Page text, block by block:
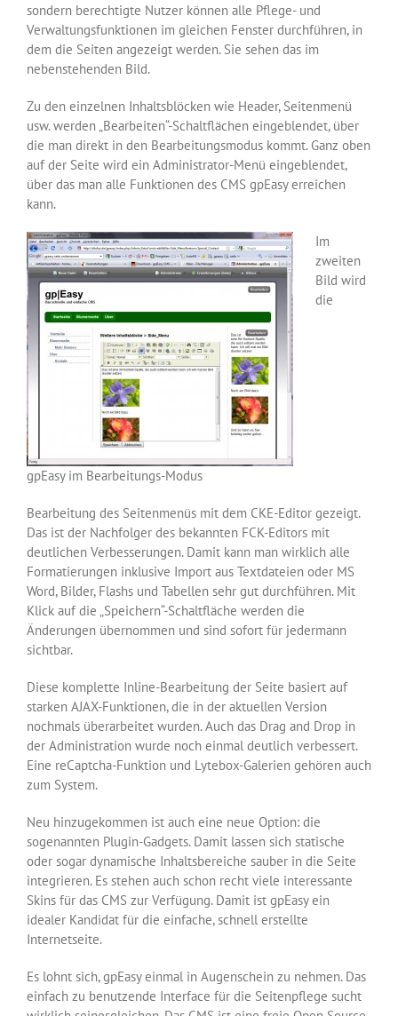
sondern berechtigte Nutzer können alle Pflege- und
Verwaltungsfunktionen im gleichen Fenster durchführen, in
dem die Seiten angezeigt werden. Sie sehen das im
nebenstehenden Bild.
Zu den einzelnen Inhaltsblöcken wie Header, Seitenmenü
usw. werden „Bearbeiten“-Schaltflächen eingeblendet, über
die man direkt in den Bearbeitungsmodus kommt. Ganz oben
auf der Seite wird ein Administrator-Menü eingeblendet,
über das man alle Funktionen des CMS gpEasy erreichen
kann.
gpEasy im Bearbeitungs-Modus
Im
zweiten
Bild wird
die
Bearbeitung des Seitenmenüs mit dem CKE-Editor gezeigt.
Das ist der Nachfolger des bekannten FCK-Editors mit
deutlichen Verbesserungen. Damit kann man wirklich alle
Formatierungen inklusive Import aus Textdateien oder MS
Word, Bilder, Flashs und Tabellen sehr gut durchführen. Mit
Klick auf die „Speichern“-Schaltfläche werden die
Änderungen übernommen und sind sofort für jedermann
sichtbar.
Diese komplette Inline-Bearbeitung der Seite basiert auf
starken AJAX-Funktionen, die in der aktuellen Version
nochmals überarbeitet wurden. Auch das Drag and Drop in
der Administration wurde noch einmal deutlich verbessert.
Eine reCaptcha-Funktion und Lytebox-Galerien gehören auch
zum System.
Neu hinzugekommen ist auch eine neue Option: die
sogenannten Plugin-Gadgets. Damit lassen sich statische
oder sogar dynamische Inhaltsbereiche sauber in die Seite
integrieren. Es stehen auch schon recht viele interessante
Skins für das CMS zur Verfügung. Damit ist gpEasy ein
idealer Kandidat für die einfache, schnell erstellte
Internetseite.
Es lohnt sich, gpEasy einmal in Augenschein zu nehmen. Das
einfach zu benutzende Interface für die Seitenpflege sucht